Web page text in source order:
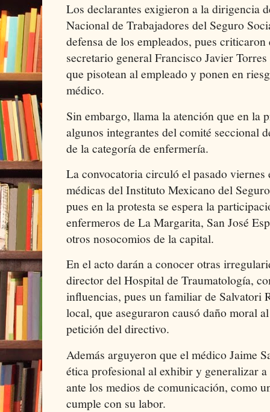
Los declarantes exigieron a la dirigencia
Nacional de Trabajadores del Seguro
defensa de los empleados, pues
secretario general Francisco Javier
que pisotean al empleado y ponen en
médico.
Sin embargo, llama la atención que en la
algunos integrantes del comité seccional
de la categoría de enfermería.
La convocatoria circuló el pasado viernes
médicas del Instituto Mexicano del
pues en la protesta se espera la
enfermeros de La Margarita, San José
otros nosocomios de la capital.
En el acto darán a conocer otras
director del Hospital de Traumatología,
influencias, pues un familiar de Salvatori
local, que aseguraron causó daño moral
petición del directivo.
Además arguyeron que el médico Jaime
ética profesional al exhibir y generalizar
ante los medios de comunicación, como
cumple con su labor.